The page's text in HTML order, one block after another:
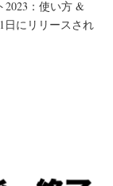
2023：使い方 &
にリリースされ